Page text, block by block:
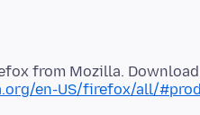
from Mozilla.
en-US/firefox/all/